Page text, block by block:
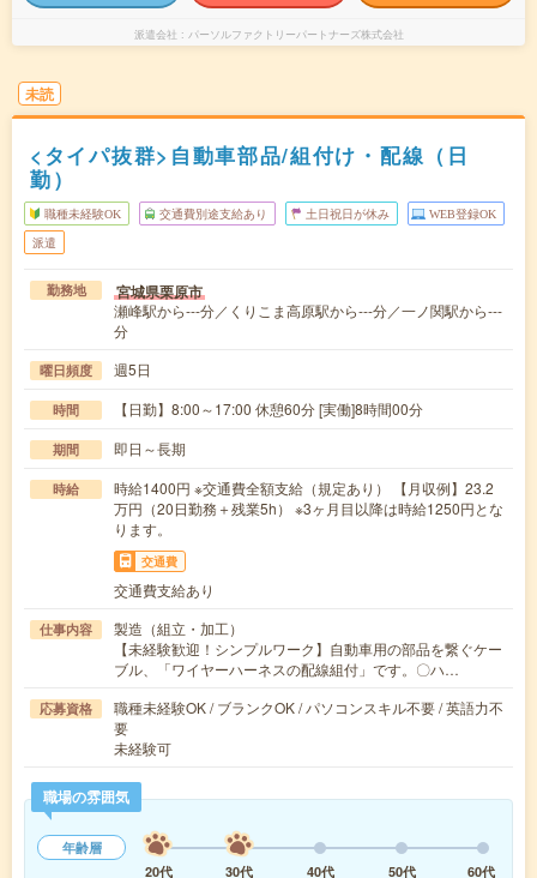
派遣会社 パーソルファクトリーパートナーズ株式会社
未読
<タイパ抜群>自動車部品/組付け・配線（日
勤）
職種未経験OK 交通費別途支給あり 土日祝日が休み WEB登録OK
派遣
勤務地 宮城県栗原市
瀬峰駅から---分／くりこま高原駅から---分／一ノ関駅から---
分
曜日頻度 週5日
時間 【日勤】8:00～17:00 休憩60分 [実働]8時間00分
期間 即日～長期
時給
時給1400円 ※交通費全額支給（規定あり） 【月収例】23.2
万円（20日勤務＋残業5h） ※3ヶ月目以降は時給1250円とな
ります。
交通費
交通費支給あり
仕事内容
製造（組立・加工）
【未経験歓迎！シンプルワーク】自動車用の部品を繋ぐケー
ブル、「ワイヤーハーネスの配線組付」です。〇ハ…
応募資格
職種未経験OK / ブランクOK / パソコンスキル不要 / 英語力不
要
未経験可
職場の雰囲気
年齢層
20代
30代 40代 50代
60代